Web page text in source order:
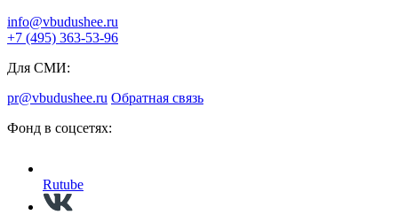
info@vbudushee.ru
+7 (495) 363-53-96
Для СМИ:
pr@vbudushee.ru Обратная связь
Фонд в соцсетях:
Rutube